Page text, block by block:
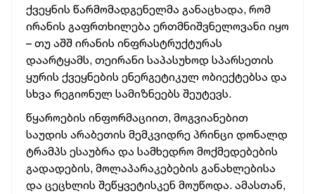
ქვეყნის წარმომადგენელმა განაცხადა, რომ
ირანის გაფრთხილება ერთმნიშვნელოვანი იყო
– თუ აშშ ირანის ინფრასტრუქტურას
დაარტყამს, თეირანი საპასუხოდ სპარსეთის
ყურის ქვეყნების ენერგეტიკულ ობიექტებსა და
სხვა რეგიონულ სამიზნეებს შეუტევს.
წყაროების ინფორმაციით, მოგვიანებით
საუდის არაბეთის მემკვიდრე პრინცი დონალდ
ტრამპს ესაუბრა და სამხედრო მოქმედებების
გადადების, მოლაპარაკებების განახლებისა
და ცეცხლის შეწყვეტისკენ მოუწოდა. ამასთან,